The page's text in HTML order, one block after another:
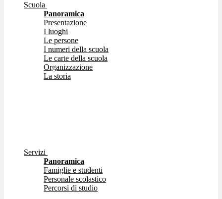
Scuola
Panoramica
Presentazione
I luoghi
Le persone
I numeri della scuola
Le carte della scuola
Organizzazione
La storia
Servizi
Panoramica
Famiglie e studenti
Personale scolastico
Percorsi di studio